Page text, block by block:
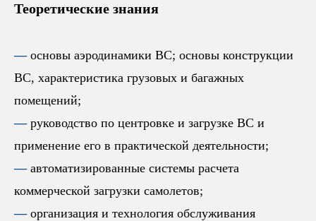
Теоретические знания
—основы аэродинамики ВС; основы конструкции
ВС, характеристика грузовых и багажных
помещений;
—руководство по центровке и загрузке ВС и
применение его в практической деятельности;
—автоматизированные системы расчета
коммерческой загрузки самолетов;
—организация и технология обслуживания